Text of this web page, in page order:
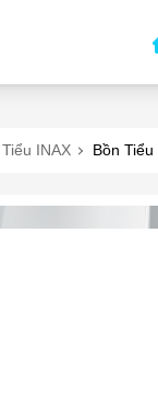
INAX Bồn